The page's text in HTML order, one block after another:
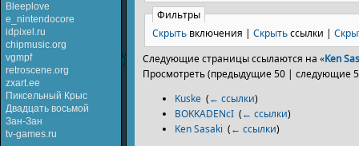
Bleeplove
e_nintendocore
idpixel.ru
chipmusic.org
vgmpf
retroscene.org
zxart.ee
Пиксельный Крыс
Двадцать восьмой
Зан-Зан
tv-games.ru
Фильтры
Скрыть включения | Скрытьссылки |
Следующие страницы ссылаются на «Ken
Просмотреть (предыдущие 50 | следующие
Kuske (← ссылки)
BOKKADENcI (← ссылки)
Ken Sasaki (← ссылки)